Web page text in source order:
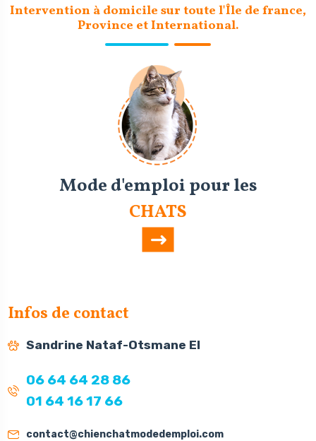
Infos de contact
Sandrine Nataf-Otsmane EI
06 64 64 28 86
01 64 16 17 66
contact@chienchatmodedemploi.com
Intervention à domicile sur toute l'Île de france,
Province et International.
Mode d'emploi pour les
CHATS